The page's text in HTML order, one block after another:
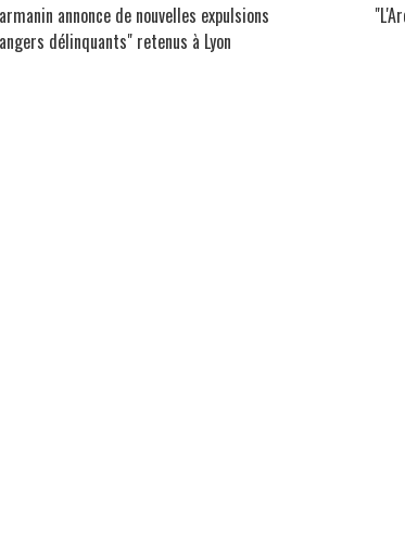
annonce de nouvelles expulsions
délinquants" retenus à Lyon